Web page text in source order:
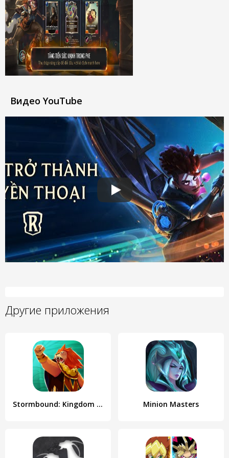
Видео YouTube
Другие приложения
Stormbound: Kingdom Wars Minion Masters